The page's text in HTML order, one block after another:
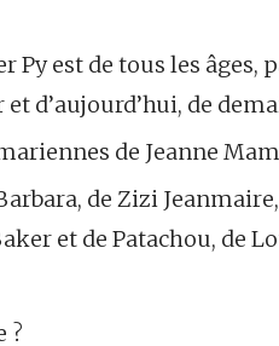
est de tous les âges,
d’aujourd’hui, de
de Jeanne
de Zizi
et de Patachou, de
?